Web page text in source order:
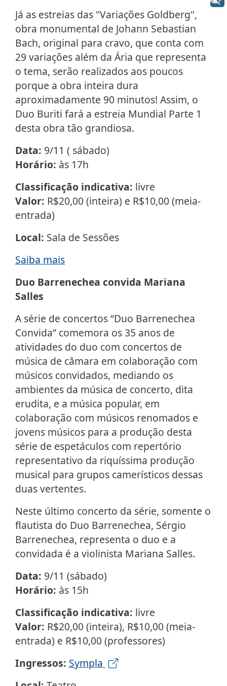
Já as estreias das "Variações Goldberg",
obra monumental de Johann Sebastian
Bach, original para cravo, que conta com
29 variações além da Ária que representa
o tema, serão realizados aos poucos
porque a obra inteira dura
aproximadamente 90 minutos! Assim, o
Duo Buriti fará a estreia Mundial Parte 1
desta obra tão grandiosa.
Data: 9/11 ( sábado)
Horário: às 17h
Classificação indicativa: livre
Valor: R$20,00 (inteira) e R$10,00 (meia-
entrada)
Local: Sala de Sessões
Saiba mais
Duo Barrenechea convida Mariana
Salles
A série de concertos “Duo Barrenechea
Convida” comemora os 35 anos de
atividades do duo com concertos de
música de câmara em colaboração com
músicos convidados, mediando os
ambientes da música de concerto, dita
erudita, e a música popular, em
colaboração com músicos renomados e
jovens músicos para a produção desta
série de espetáculos com repertório
representativo da riquíssima produção
musical para grupos camerísticos dessas
duas vertentes.
Neste último concerto da série, somente o
flautista do Duo Barrenechea, Sérgio
Barrenechea, representa o duo e a
convidada é a violinista Mariana Salles.
Data: 9/11 (sábado)
Horário: às 15h
Classificação indicativa: livre
Valor: R$20,00 (inteira), R$10,00 (meia-
entrada) e R$10,00 (professores)
Ingressos: Sympla